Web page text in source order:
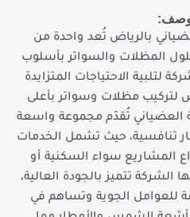
بالرياض تُعد واحدة من
المظلات والسواتر بأسلوب
لتلبية الاحتياجات المتزايدة
لتركيب مظلات وسواتر بأعلى
العضياني تُقدّم مجموعة واسعة
تنافسية، حيث تشمل الخدمات
المشاريع سواء السكنية أو
الشركة تتميز بالجودة العالية،
للعوامل الجوية وتساهم في